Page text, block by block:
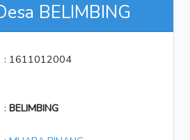
BELIMBING
: 1611012004
: BELIMBING